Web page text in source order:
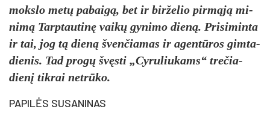
moks­lo metų pa­baigą, bet ir bir­že­lio pirmąją mi­
nimą Tarp­tau­tinę vaikų gy­ni­mo dieną. Pri­si­min­ta
ir tai, jog tą dieną šven­čia­mas ir agentū­ros gim­ta­
die­nis. Tad pro­gų švęsti „Cy­ru­liu­kams“ tre­čia­
dienį tik­rai ne­trūko.
PAPILĖS SUSANINAS